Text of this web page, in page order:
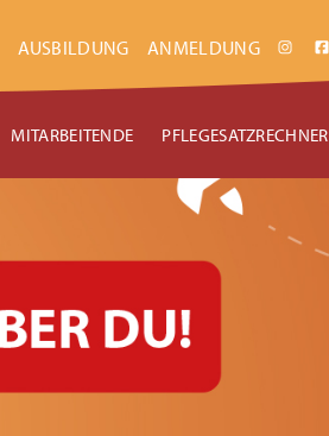
AUSBILDUNG ANMELDUNG
MITARBEITENDE PFLEGESATZRECHNER